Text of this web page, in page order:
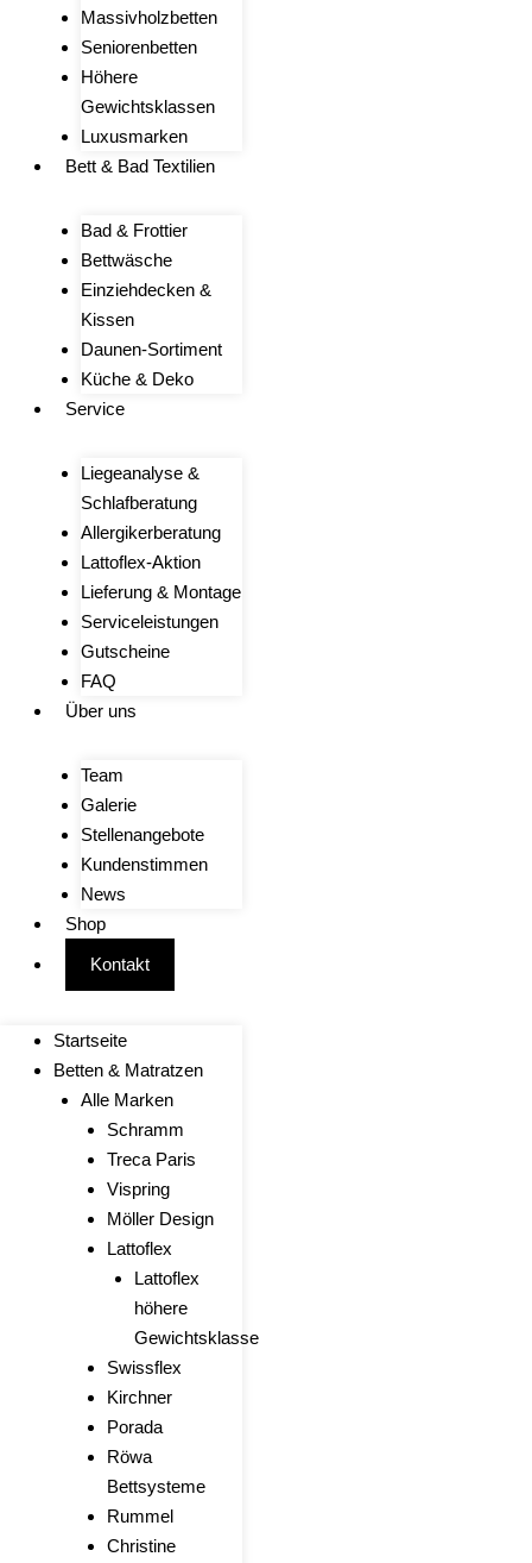
Massivholzbetten
Seniorenbetten
Höhere
Gewichtsklassen
Luxusmarken
Bett & Bad Textilien
Bad & Frottier
Bettwäsche
Einziehdecken &
Kissen
Daunen-Sortiment
Küche & Deko
Service
Liegeanalyse &
Schlafberatung
Allergikerberatung
Lattoflex-Aktion
Lieferung & Montage
Serviceleistungen
Gutscheine
FAQ
Über uns
Team
Galerie
Stellenangebote
Kundenstimmen
News
Shop
Kontakt
Startseite
Betten & Matratzen
Alle Marken
Schramm
Treca Paris
Vispring
Möller Design
Lattoflex
Lattoflex
höhere
Gewichtsklasse
Swissflex
Kirchner
Porada
Röwa
Bettsysteme
Rummel
Christine